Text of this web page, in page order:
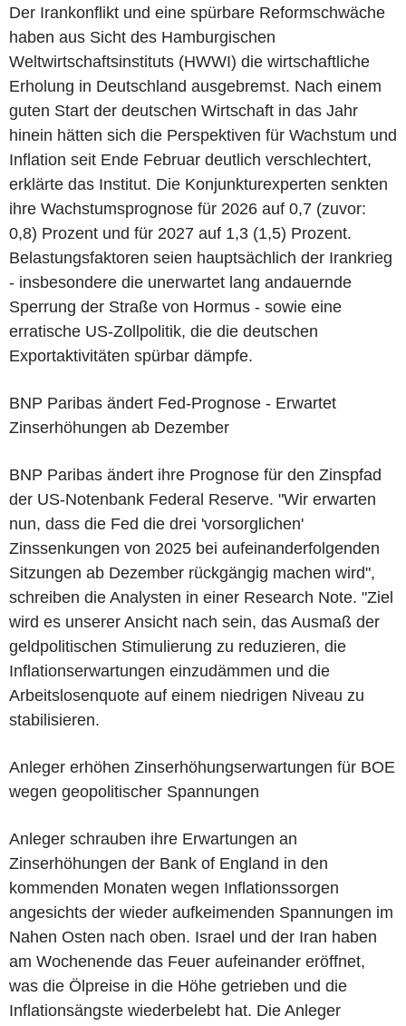
Der Irankonflikt und eine spürbare Reformschwäche
haben aus Sicht des Hamburgischen
Weltwirtschaftsinstituts (HWWI) die wirtschaftliche
Erholung in Deutschland ausgebremst. Nach einem
guten Start der deutschen Wirtschaft in das Jahr
hinein hätten sich die Perspektiven für Wachstum und
Inflation seit Ende Februar deutlich verschlechtert,
erklärte das Institut. Die Konjunkturexperten senkten
ihre Wachstumsprognose für 2026 auf 0,7 (zuvor:
0,8) Prozent und für 2027 auf 1,3 (1,5) Prozent.
Belastungsfaktoren seien hauptsächlich der Irankrieg
- insbesondere die unerwartet lang andauernde
Sperrung der Straße von Hormus - sowie eine
erratische US-Zollpolitik, die die deutschen
Exportaktivitäten spürbar dämpfe.
BNP Paribas ändert Fed-Prognose - Erwartet
Zinserhöhungen ab Dezember
BNP Paribas ändert ihre Prognose für den Zinspfad
der US-Notenbank Federal Reserve. "Wir erwarten
nun, dass die Fed die drei 'vorsorglichen'
Zinssenkungen von 2025 bei aufeinanderfolgenden
Sitzungen ab Dezember rückgängig machen wird",
schreiben die Analysten in einer Research Note. "Ziel
wird es unserer Ansicht nach sein, das Ausmaß der
geldpolitischen Stimulierung zu reduzieren, die
Inflationserwartungen einzudämmen und die
Arbeitslosenquote auf einem niedrigen Niveau zu
stabilisieren.
Anleger erhöhen Zinserhöhungserwartungen für BOE
wegen geopolitischer Spannungen
Anleger schrauben ihre Erwartungen an
Zinserhöhungen der Bank of England in den
kommenden Monaten wegen Inflationssorgen
angesichts der wieder aufkeimenden Spannungen im
Nahen Osten nach oben. Israel und der Iran haben
am Wochenende das Feuer aufeinander eröffnet,
was die Ölpreise in die Höhe getrieben und die
Inflationsängste wiederbelebt hat. Die Anleger